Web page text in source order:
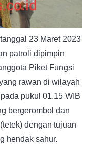
23 Maret 2023
patroli dipimpin
Piket Fungsi
rawan di wilayah
pukul 01.15 WIB
bergerombol dan
dengan tujuan
hendak sahur.